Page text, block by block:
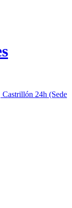
Castrillón 24h (Sede